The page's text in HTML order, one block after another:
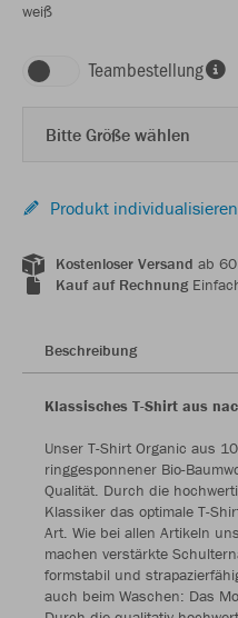
weiß
Teambestellung
Bitte Größe wählen
Produkt individualisieren
Kostenloser Versand ab
Kauf auf Rechnung
Beschreibung
Klassisches T-Shirt aus
Unser T-Shirt Organic aus
ringgesponnener Bio-
Qualität. Durch die
Klassiker das optimale T-
Art. Wie bei allen Artikeln
machen verstärkte
formstabil und
auch beim Waschen: Das